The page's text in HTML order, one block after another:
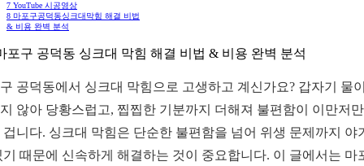
7 YouTube 시공영상
8 마포구공덕동싱크대막힘 해결 비법
& 비용 완벽 분석
포구 공덕동 싱크대 막힘 해결 비법 & 비용 완벽 분석
공덕동에서 싱크대 막힘으로 고생하고 계신가요? 갑자기 물
않아 당황스럽고, 찝찝한 기분까지 더해져 불편함이 이만저
겁니다. 싱크대 막힘은 단순한 불편함을 넘어 위생 문제까지 야
기 때문에 신속하게 해결하는 것이 중요합니다. 이 글에서는 마